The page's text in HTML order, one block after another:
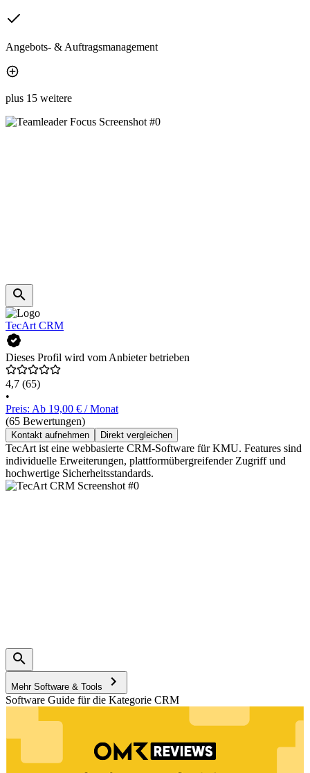
Angebots- & Auftragsmanagement
plus 15 weitere
TecArt CRM
Dieses Profil wird vom Anbieter betrieben
4,7 (65)
•
Preis: Ab 19,00 € / Monat
(65 Bewertungen)
Kontakt aufnehmen Direkt vergleichen
TecArt ist eine webbasierte CRM-Software für KMU. Features sind
individuelle Erweiterungen, plattformübergreifender Zugriff und
hochwertige Sicherheitsstandards.
Mehr Software & Tools
Software Guide für die Kategorie CRM